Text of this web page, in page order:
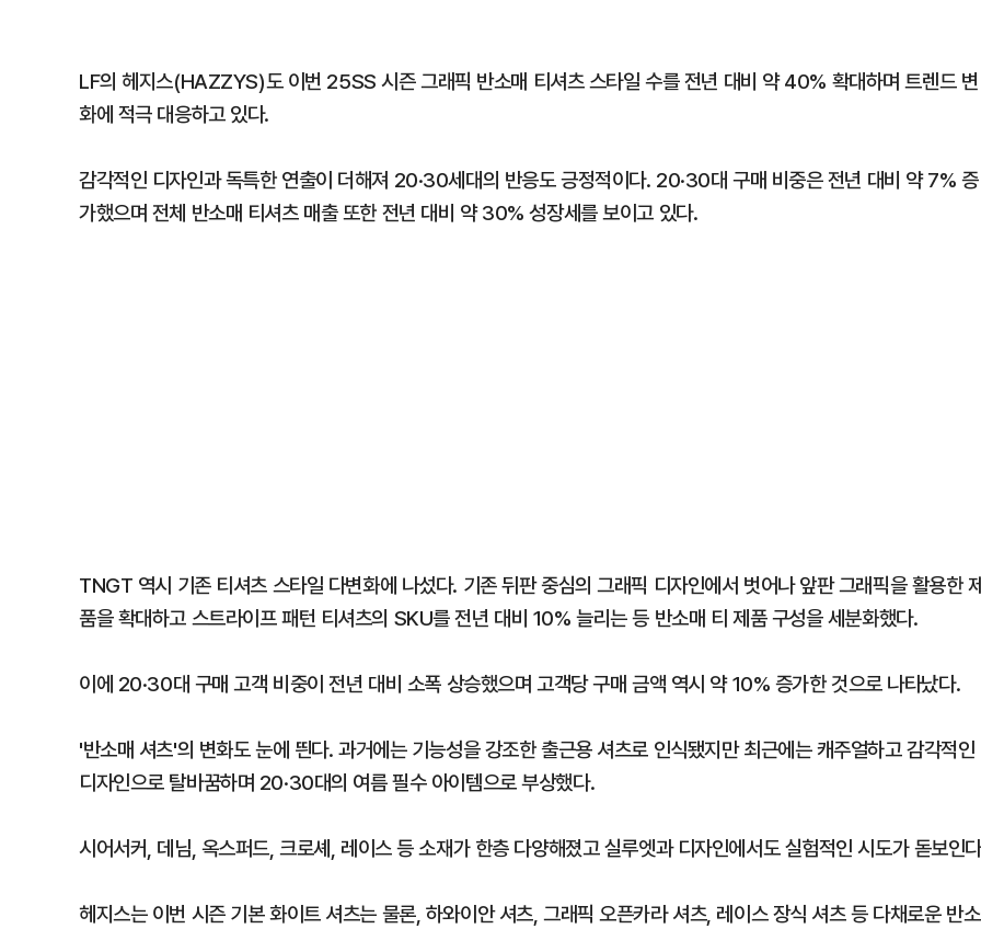
LF의 헤지스(HAZZYS)도 이번 25SS 시즌 그래픽 반소매 티셔츠 스타일 수를 전년 대비 약 40% 확대하며 트렌드 변
화에 적극 대응하고 있다.
감각적인 디자인과 독특한 연출이 더해져 20·30세대의 반응도 긍정적이다. 20·30대 구매 비중은 전년 대비 약 7% 증
가했으며 전체 반소매 티셔츠 매출 또한 전년 대비 약 30% 성장세를 보이고 있다.
TNGT 역시 기존 티셔츠 스타일 다변화에 나섰다. 기존 뒤판 중심의 그래픽 디자인에서 벗어나 앞판 그래픽을 활용한
품을 확대하고 스트라이프 패턴 티셔츠의 SKU를 전년 대비 10% 늘리는 등 반소매 티 제품 구성을 세분화했다.
이에 20·30대 구매 고객 비중이 전년 대비 소폭 상승했으며 고객당 구매 금액 역시 약 10% 증가한 것으로 나타났다.
'반소매 셔츠'의 변화도 눈에 띈다. 과거에는 기능성을 강조한 출근용 셔츠로 인식됐지만 최근에는 캐주얼하고 감각적인
디자인으로 탈바꿈하며 20·30대의 여름 필수 아이템으로 부상했다.
시어서커, 데님, 옥스퍼드, 크로셰, 레이스 등 소재가 한층 다양해졌고 실루엣과 디자인에서도 실험적인 시도가 돋보인
헤지스는 이번 시즌 기본 화이트 셔츠는 물론, 하와이안 셔츠, 그래픽 오픈카라 셔츠, 레이스 장식 셔츠 등 다채로운 반소